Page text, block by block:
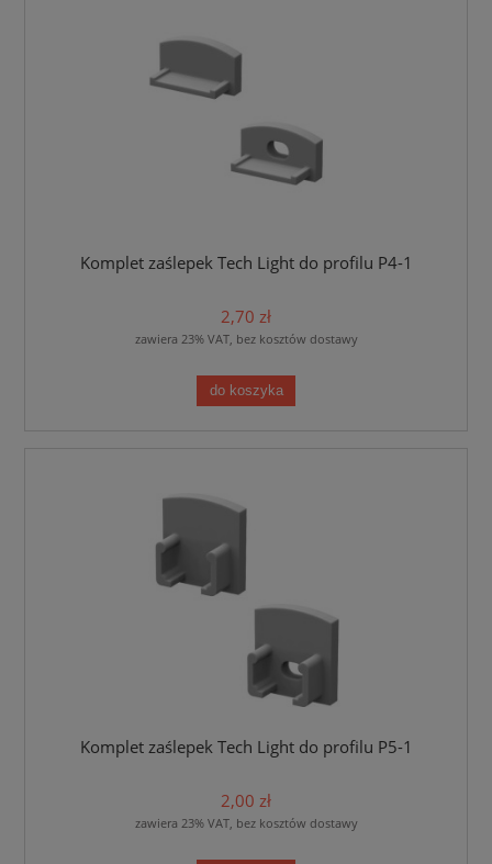
Komplet zaślepek Tech Light do profilu P4-1
2,70 zł
zawiera 23% VAT, bez kosztów dostawy
do koszyka
Komplet zaślepek Tech Light do profilu P5-1
2,00 zł
zawiera 23% VAT, bez kosztów dostawy